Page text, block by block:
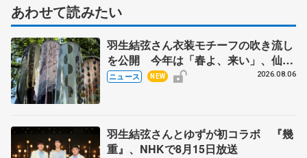
あわせて読みたい
羽生結弦さん衣装モチーフの吹き流し
を公開 今年は「春よ、来い」、仙台
の瑞鳳殿
ニュース NEW 2026.08.06
羽生結弦さんとゆずが初コラボ 『幾
重』、NHKで8月15日放送